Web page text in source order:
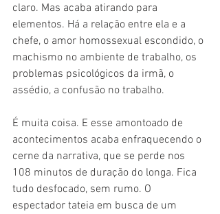
claro. Mas acaba atirando para
elementos. Há a relação entre ela e a
chefe, o amor homossexual escondido, o
machismo no ambiente de trabalho, os
problemas psicológicos da irmã, o
assédio, a confusão no trabalho.
É muita coisa. E esse amontoado de
acontecimentos acaba enfraquecendo o
cerne da narrativa, que se perde nos
108 minutos de duração do longa. Fica
tudo desfocado, sem rumo. O
espectador tateia em busca de um